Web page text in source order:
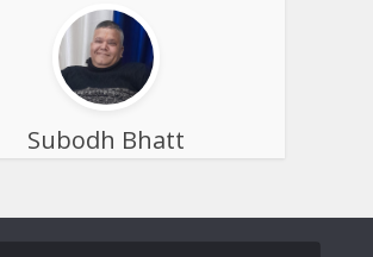
Subodh Bhatt